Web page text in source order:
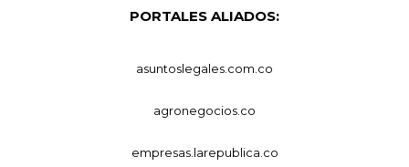
PORTALES ALIADOS:
asuntoslegales.com.co
agronegocios.co
empresas.larepublica.co